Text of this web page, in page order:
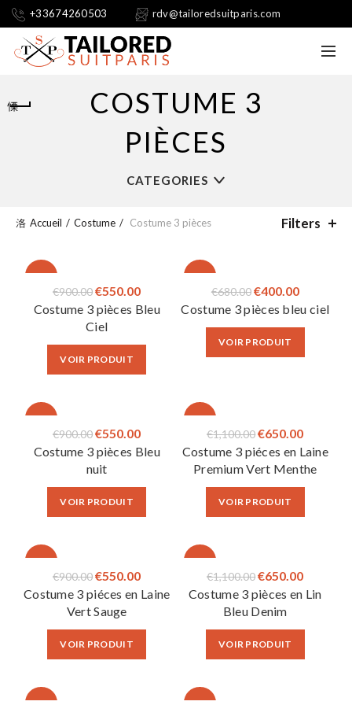
+33674260503 rdv@tailoredsuitparis.com
COSTUME 3
PIÈCES
CATEGORIES
Accueil Costume Costume 3 pièces Filters
-39%
€900.00Le
prix
initial
était :
€550.00Le
prix
est :
Costume 3 pièces Bleu
Ciel
VOIR PRODUIT
-41%
€680.00Le
prix
initial
était :
€400.00Le
prix
actuel
Costume 3 pièces bleu ciel
VOIR PRODUIT
-39%
€900.00Le
prix
initial
était :
€550.00Le
prix
est :
Costume 3 pièces Bleu
nuit
VOIR PRODUIT
-41%
€1,100.00Le
prix
initial
était :
€650.00Le
prix
actuel
est :
Costume 3 piéces en Laine
Premium Vert Menthe
VOIR PRODUIT
-39%
€900.00Le
prix
initial
était :
€550.00Le
prix
est :
Costume 3 piéces en Laine
Vert Sauge
VOIR PRODUIT
-41%
€1,100.00Le
prix
initial
était :
€650.00Le
prix
est :
Costume 3 pièces en Lin
Bleu Denim
VOIR PRODUIT
-38% -35%